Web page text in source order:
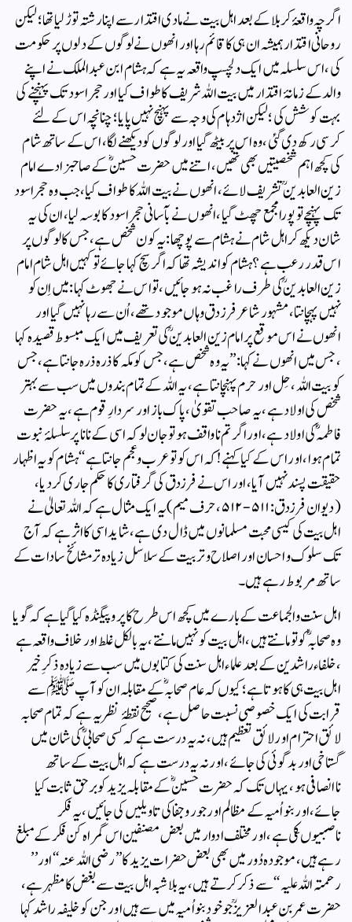
اگرچہ واقعۂ کربلا کے بعد اہل بیت نے مادی اقتدار سے اپنا رشتہ توڑ لیاتھا ؛ لیکن
روحانی اقتدار ہمیشہ ان ہی کا قائم رہا اور انھوں نے لوگوں کے دلوں پر حکومت
کی ، اس سلسلہ میں ایک دلچسپ واقعہ یہ ہے کہ ہشام ابن عبدالملک نے اپنے
والد کے زمانۂ اقتدار میں بیت اللہ شریف کا طواف کیا اور حجر اسود تک پہنچنے کی
بہت کوشش کی ؛ لیکن اژدہام کی وجہ سے پہنچ نہیں پایا ؛ چنانچہ اس کے لئے
کرسی رکھ دی گئی ، وہ اس پر بیٹھ گیا اور لوگوں کو دیکھنے لگا ، اس کے ساتھ شام
کی کچھ اہم شخصیتیں بھی تھیں ، اتنے میں حضرت حسینؓ کے صاحبزادے امام
زین العابدینؒ تشریف لائے ، انھوں نے بیت اللہ کا طواف کیا ، جب وہ حجر اسود
تک پہنچے تو پورا مجمع چھٹ گیا ، انھوں نے بآسانی حجر اسود کا بوسہ لیا ، ان کی یہ
شان دیکھ کر اہل شام نے ہشام سے پوچھا : یہ کون شخص ہے ، جس کا لوگوں پر
اس قدر رعب ہے ؟ ہشام کو اندیشہ تھا کہ اگر سچ کہا جائے تو کہیں اہل شام امام
زین العابدینؒ کی طرف راغب نہ ہو جائیں ، تو اس نے جھوٹ کہا : میں اِن کو
نہیں پہچانتا ، مشہور شاعر فرزدق وہاں موجود تھے ، اُن سے رہا نہیں گیا اور
انھوں نے اس موقع پر امام زین العابدینؒ کی تعریف میں ایک مبسوط قصیدہ کہا
، جس میں انھوں نے کہا: ’’یہ وہ شخص ہے ، جس کو مکہ کا ذرہ ذرہ جانتا ہے، جس
کو بیت اللہ ، حِل اور حرم پہنچانتا ہے ، یہ اللہ کے تمام بندوں میں سب سے بہتر
شخص کی اولاد ہے ، یہ صاحب تقویٰ ، پاک باز اور سردارِ قوم ہے ، یہ حضرت
فاطمہؓ کی اولاد ہے ، اور اگر تم ناواقف ہو تو جان لو کہ اسی کے نانا پر سلسلۂ نبوت
تمام ہوا ، اور اس کے کیا کہنے ! کہ اس کو تو عرب وعجم جانتا ہے ‘‘ ہشام کو یہ اظہار
حقیقت پسند نہیں آیا ، اور اس نے فرزدق کی گرفتاری کا حکم جاری کردیا ،
(دیوان فرزدق: ۵۱۱-۵۱۲، حرف میم) یہ ایک مثال ہے کہ اللہ تعالیٰ نے
اہل بیت کی کیسی محبت مسلمانوں میں ڈال دی ہے ، شاید اسی کا اثر ہے کہ آج
تک سلوک و احسان اور اصلاح و تربیت کے سلاسل زیادہ تر مشائخ سادات کے
ساتھ مربوط رہے ہیں ۔
اہل سنت والجماعت کے بارے میں کچھ اس طرح کا پروپیگنڈہ کیا گیا ہے کہ گویا
وہ صحابہؓ کو تو مانتے ہیں ، اہل بیت کو نہیں مانتے ، یہ بالکل غلط اور خلاف واقعہ ہے
، خلفاء راشدین کے بعد علماء اہل سنت کی کتابوں میں سب سے زیادہ ذکرِ خیر
اہل بیت ہی کا ہوتا ہے ؛ کیوں کہ عام صحابہؓ کے مقابلہ ان کو آپ ﷺ سے
قرابت کی ایک خصوصی نسبت حاصل ہے ، صحیح نقطۂ نظر یہ ہے کہ تمام صحابہ
لائق احترام اور لائق تعظیم ہیں ، نہ یہ درست ہے کہ کسی صحابیؓ کی شان میں
گستاخی اور بدگوئی کی جائے ، اور نہ یہ درست ہے کہ اہل بیت کے ساتھ
ناانصافی ہو ، یہاں تک کہ حضرت حسینؓ کے مقابلہ یزید کو برحق ثابت کیا
جائے، اور بنو اُمیہ کے مظالم اور جور وجفا کی تاویلیں کی جائیں ، یہ فکر
ناصبیوںکی ہے ، اور مختلف ادوار میں بعض مصنفین اس گمراہ کن فکر کے مبلغ
رہے ہیں ، موجودہ دُور میں بھی بعض حضرات یزید کا’’ رضی اللہ عنہ‘‘ اور’’
رحمتہ اللہ علیہ‘‘ سے ذکر کرتے ہیں ، یہ بلا شبہ اہل بیت سے بغض کا مظہر ہے ،
حضرت عمر بن عبدالعزیزؒ جو خود بنو اُمیہ میں سے ہیں اور جن کو خلیفہ راشد کہا